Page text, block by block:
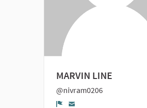
MARVIN LINE
@nivram0206